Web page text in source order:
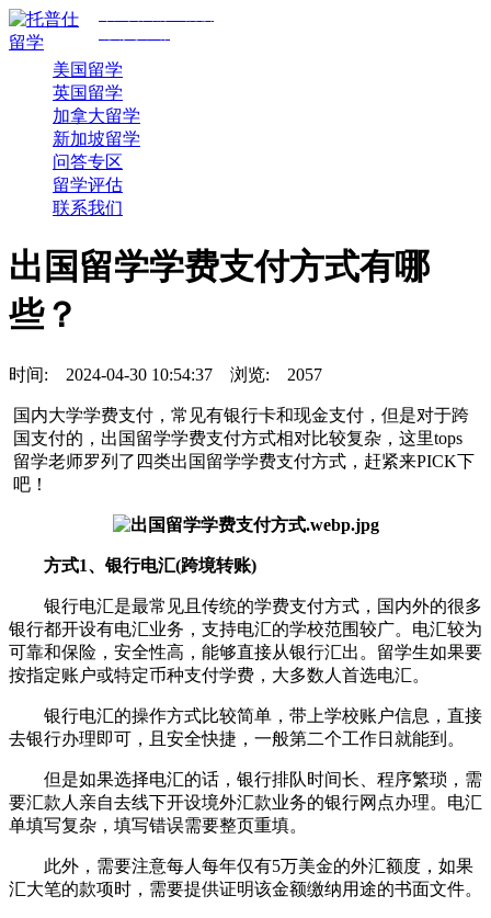
美国留学
英国留学
加拿大留学
新加坡留学
问答专区
留学评估
联系我们
出国留学学费支付方式有哪
些？
时间: 2024-04-30 10:54:37 浏览: 2057
国内大学学费支付，常见有银行卡和现金支付，但是对于跨
国支付的，出国留学学费支付方式相对比较复杂，这里tops
留学老师罗列了四类出国留学学费支付方式，赶紧来PICK下
吧！
方式1、银行电汇(跨境转账)
银行电汇是最常见且传统的学费支付方式，国内外的很多
银行都开设有电汇业务，支持电汇的学校范围较广。电汇较为
可靠和保险，安全性高，能够直接从银行汇出。留学生如果要
按指定账户或特定币种支付学费，大多数人首选电汇。
银行电汇的操作方式比较简单，带上学校账户信息，直接
去银行办理即可，且安全快捷，一般第二个工作日就能到。
但是如果选择电汇的话，银行排队时间长、程序繁琐，需
要汇款人亲自去线下开设境外汇款业务的银行网点办理。电汇
单填写复杂，填写错误需要整页重填。
此外，需要注意每人每年仅有5万美金的外汇额度，如果
汇大笔的款项时，需要提供证明该金额缴纳用途的书面文件。